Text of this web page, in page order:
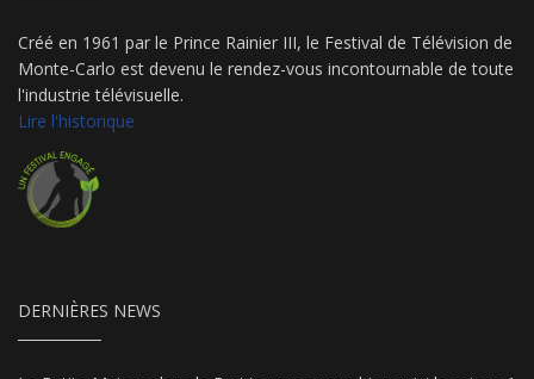
Créé en 1961 par le Prince Rainier III, le Festival de Télévision de
Monte-Carlo est devenu le rendez-vous incontournable de toute
l'industrie télévisuelle.
Lire l'historique
DERNIÈRES NEWS